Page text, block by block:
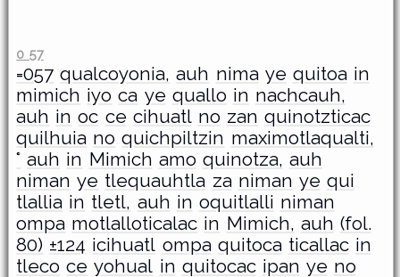
0 57
=057 qualcoyonia, auh nima ye quitoa in
mimich iyo ca ye quallo in nachcauh,
auh in oc ce cihuatl no zan quinotzticac
quilhuia no quichpiltzin maximotlaqualti,
° auh in Mimich amo quinotza, auh
niman ye tlequauhtla za niman ye qui
tlallia in tletl, auh in oquitlalli niman
ompa motlalloticalac in Mimich, auh (fol.
80) ±124 icihuatl ompa quitoca ticallac in
tleco ce yohual in quitocac ipan ye no